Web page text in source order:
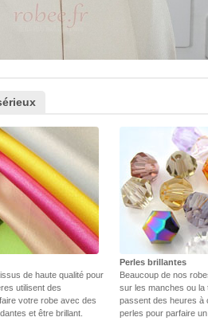
de haute qualité pour
utilisent des
votre robe avec des
et être brillant.
Perles brillantes
Beaucoup de nos
sur les manches ou la
passent des heures à
perles pour parfaire